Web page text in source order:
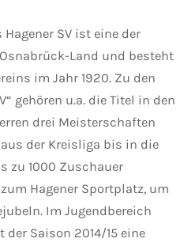
SV ist eine der
Land und besteht
im Jahr 1920. Zu den
gehören u.a. die Titel in den
drei Meisterschaften
der Kreisliga bis in die
zu 1000 Zuschauer
Hagener Sportplatz, um
Im Jugendbereich
der Saison 2014/15 eine